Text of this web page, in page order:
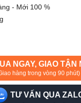
- Mới 100 %
NGAY, GIAO TẬN
hàng trong vòng 90 phút)
TƯ VẤN QUA